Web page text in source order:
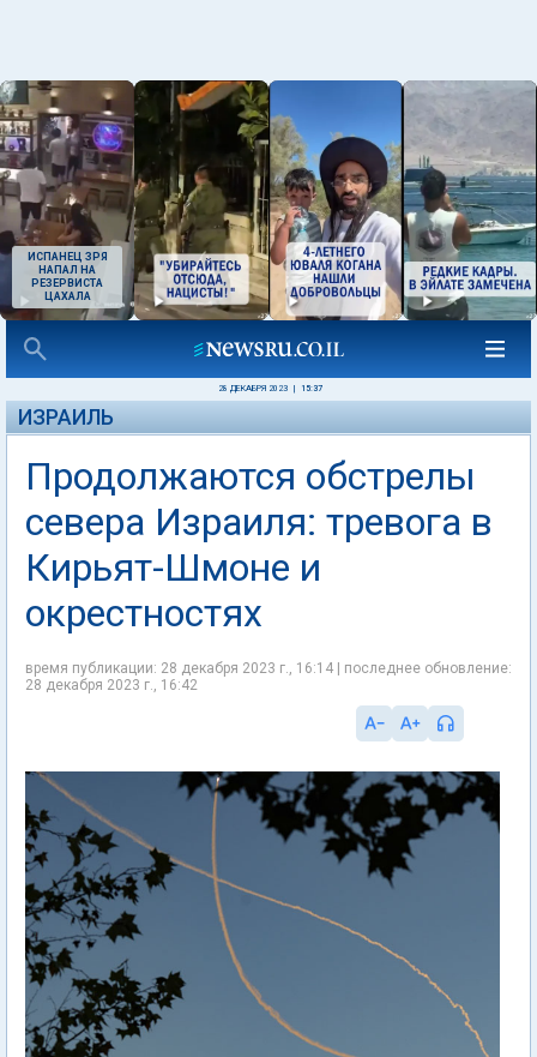
ИСПАНЕЦ ЗРЯ
НАПАЛ НА
РЕЗЕРВИСТА
ЦАХАЛА
28 ДЕКАБРЯ 2023 15:37
ИЗРАИЛЬ
Продолжаются обстрелы
севера Израиля: тревога в
Кирьят-Шмоне и
окрестностях
время публикации: 28 декабря 2023 г., 16:14 | последнее обновление:
28 декабря 2023 г., 16:42